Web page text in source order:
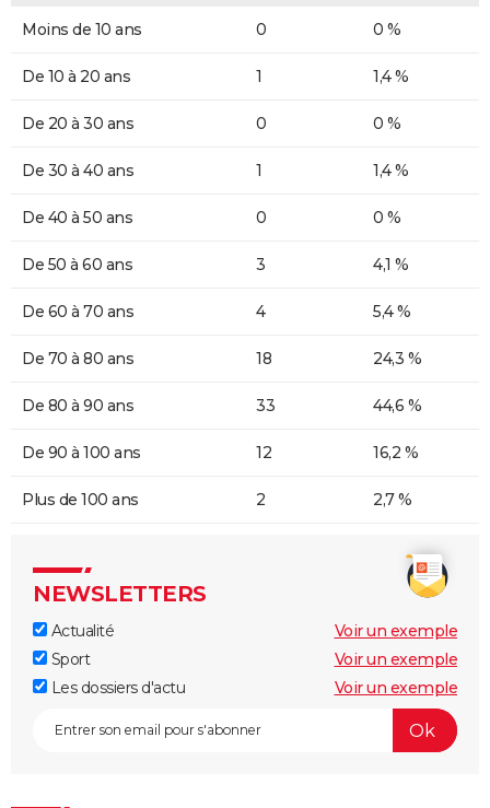
Moins de 10 ans 0 0 %
De 10 à 20 ans 1 1,4 %
De 20 à 30 ans 0 0 %
De 30 à 40 ans 1 1,4 %
De 40 à 50 ans 0 0 %
De 50 à 60 ans 3 4,1 %
De 60 à 70 ans 4 5,4 %
De 70 à 80 ans 18 24,3 %
De 80 à 90 ans 33 44,6 %
De 90 à 100 ans 12 16,2 %
Plus de 100 ans 2 2,7 %
NEWSLETTERS
Actualité
Voir un exemple
Sport
Voir un exemple
Les dossiers d'actu
Voir un exemple